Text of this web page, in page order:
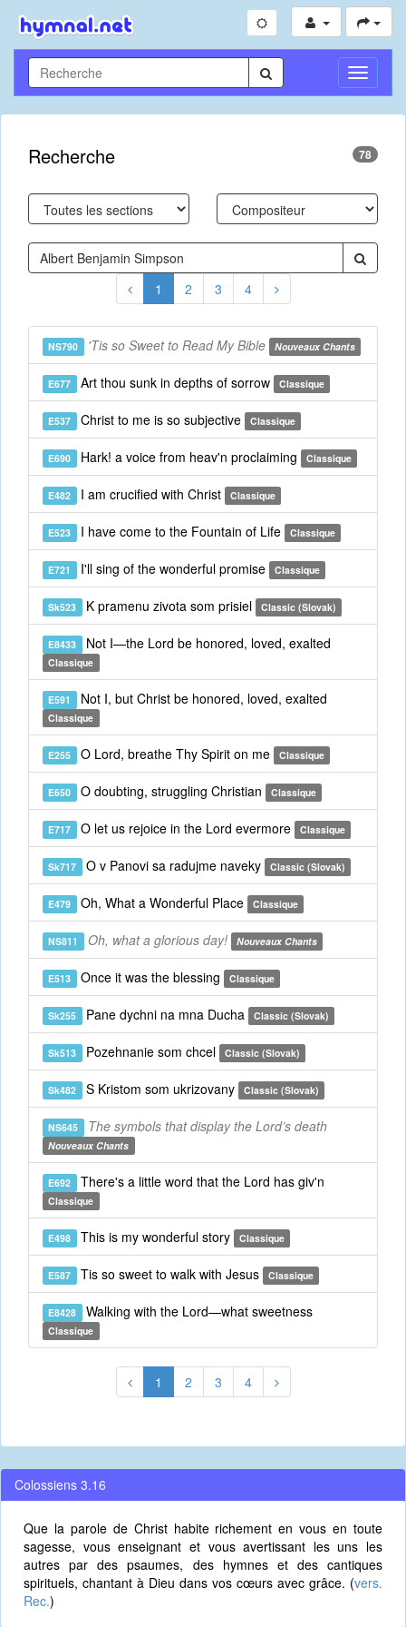
Toggle
Recherche 78
1 2 3 4
NS790 'Tis so Sweet to Read My Bible Nouveaux Chants
E677 Art thou sunk in depths of sorrow Classique
E537 Christ to me is so subjective Classique
E690 Hark! a voice from heav'n proclaiming Classique
E482 I am crucified with Christ Classique
E523 I have come to the Fountain of Life Classique
E721 I'll sing of the wonderful promise Classique
Sk523 K pramenu zivota som prisiel Classic (Slovak)
E8433 Not I—the Lord be honored, loved, exalted
Classique
E591 Not I, but Christ be honored, loved, exalted
Classique
E255 O Lord, breathe Thy Spirit on me Classique
E650 O doubting, struggling Christian Classique
E717 O let us rejoice in the Lord evermore Classique
Sk717 O v Panovi sa radujme naveky Classic (Slovak)
E479 Oh, What a Wonderful Place Classique
NS811 Oh, what a glorious day! Nouveaux Chants
E513 Once it was the blessing Classique
Sk255 Pane dychni na mna Ducha Classic (Slovak)
Sk513 Pozehnanie som chcel Classic (Slovak)
Sk482 S Kristom som ukrizovany Classic (Slovak)
NS645 The symbols that display the Lord’s death
Nouveaux Chants
E692 There's a little word that the Lord has giv'n
Classique
E498 This is my wonderful story Classique
E587 Tis so sweet to walk with Jesus Classique
E8428 Walking with the Lord—what sweetness
Classique
1 2 3 4
Colossiens 3.16
Que la parole de Christ habite richement en vous en toute
sagesse, vous enseignant et vous avertissant les uns les
autres par des psaumes, des hymnes et des cantiques
spirituels, chantant à Dieu dans vos cœurs avec grâce. (vers.
Rec.)